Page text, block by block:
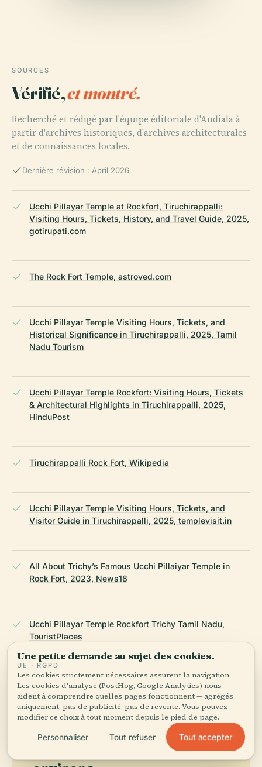
SOURCES
Vérifié,et montré.
Recherché et rédigé par l'équipe éditoriale d'Audiala à
partir d'archives historiques, d'archives architecturales
et de connaissances locales.
Dernière révision : April 2026
Ucchi Pillayar Temple at Rockfort, Tiruchirappalli:
Visiting Hours, Tickets, History, and Travel Guide, 2025,
gotirupati.com
The Rock Fort Temple, astroved.com
Ucchi Pillayar Temple Visiting Hours, Tickets, and
Historical Significance in Tiruchirappalli, 2025, Tamil
Nadu Tourism
Ucchi Pillayar Temple Rockfort: Visiting Hours, Tickets
& Architectural Highlights in Tiruchirappalli, 2025,
HinduPost
Tiruchirappalli Rock Fort, Wikipedia
Ucchi Pillayar Temple Visiting Hours, Tickets, and
Visitor Guide in Tiruchirappalli, 2025, templevisit.in
All About Trichy’s Famous Ucchi Pillaiyar Temple in
Rock Fort, 2023, News18
Ucchi Pillayar Temple Rockfort Trichy Tamil Nadu,
TouristPlaces
DERNIÈRE RÉVISION : APRIL 2026
Recherché à partir de Wikidata, Wikipédia et de sources
officielles · vérifié ·Comment nous créons nos guides →
Une petite demande au sujet des cookies.
UE · RGPD
Les cookies strictement nécessaires assurent la navigation.
Les cookies d'analyse (PostHog, Google Analytics) nous
aident à comprendre quelles pages fonctionnent — agrégés
uniquement, pas de publicité, pas de revente. Vous pouvez
modifier ce choix à tout moment depuis le pied de page.
Personnaliser Tout refuser Tout accepter